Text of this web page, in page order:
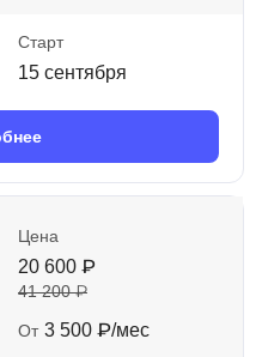
Старт
15 сентября
Цена
20 600 ₽
41 200 ₽
От 3 500 ₽/мес